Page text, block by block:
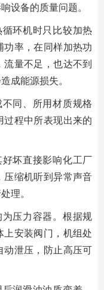
设备的质量问题。
环机时只比较加热
功率，在同样加热功
量不足，也达不到
成能源损失。
同、所用材质规格
过程中所表现出来的
坏直接影响化工厂
压缩机听到异常声音
理。
压力容器。根据规
上安装阀门，机组处
动泄压，防止高压可